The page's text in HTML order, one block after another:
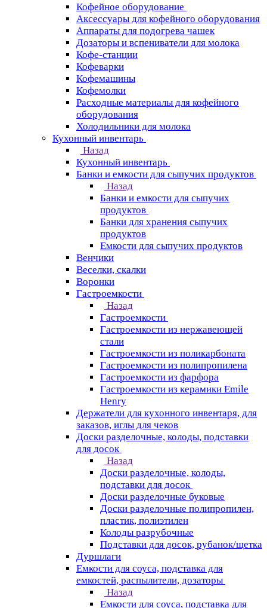
Кофейное оборудование
Аксессуары для кофейного оборудования
Аппараты для подогрева чашек
Дозаторы и вспениватели для молока
Кофе-станции
Кофеварки
Кофемашины
Кофемолки
Расходные материалы для кофейного
оборудования
Холодильники для молока
Кухонный инвентарь
Назад
Кухонный инвентарь
Банки и емкости для сыпучих продуктов
Назад
Банки и емкости для сыпучих
продуктов
Банки для хранения сыпучих
продуктов
Емкости для сыпучих продуктов
Венчики
Веселки, скалки
Воронки
Гастроемкости
Назад
Гастроемкости
Гастроемкости из нержавеющей
стали
Гастроемкости из поликарбоната
Гастроемкости из полипропилена
Гастроемкости из фарфора
Гастроемкости из керамики Emile
Henry
Держатели для кухонного инвентаря, для
заказов, иглы для чеков
Доски разделочные, колоды, подставки
для досок
Назад
Доски разделочные, колоды,
подставки для досок
Доски разделочные буковые
Доски разделочные полипропилен,
пластик, полиэтилен
Колоды разрубочные
Подставки для досок, рубанок/щетка
Дуршлаги
Емкости для соуса, подставка для
емкостей, распылители, дозаторы
Назад
Емкости для соуса, подставка для